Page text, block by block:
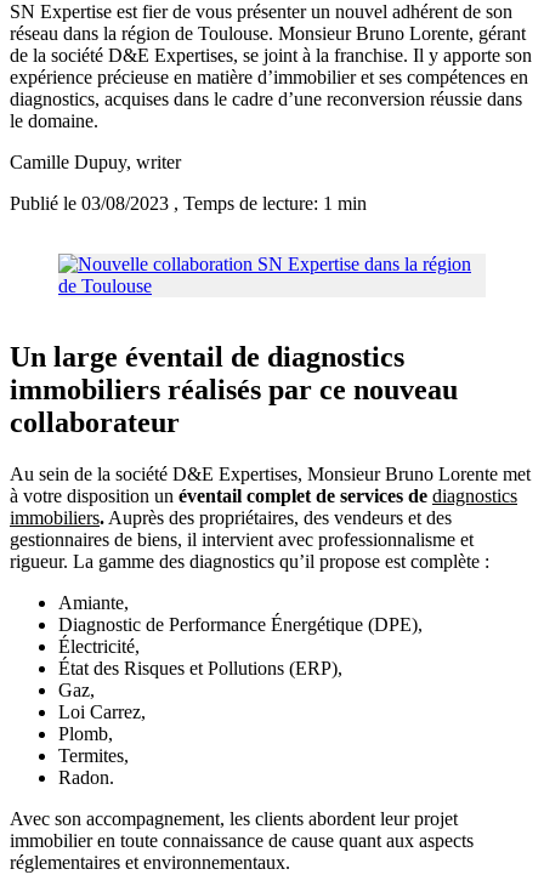
SN Expertise est fier de vous présenter un nouvel adhérent de son
réseau dans la région de Toulouse. Monsieur Bruno Lorente, gérant
de la société D&E Expertises, se joint à la franchise. Il y apporte son
expérience précieuse en matière d’immobilier et ses compétences en
diagnostics, acquises dans le cadre d’une reconversion réussie dans
le domaine.
Camille Dupuy, writer
Publié le 03/08/2023 , Temps de lecture: 1 min
Un large éventail de diagnostics
immobiliers réalisés par ce nouveau
collaborateur
Au sein de la société D&E Expertises, Monsieur Bruno Lorente met
à votre disposition un éventail complet de services de diagnostics
immobiliers. Auprès des propriétaires, des vendeurs et des
gestionnaires de biens, il intervient avec professionnalisme et
rigueur. La gamme des diagnostics qu’il propose est complète :
Amiante,
Diagnostic de Performance Énergétique (DPE),
Électricité,
État des Risques et Pollutions (ERP),
Gaz,
Loi Carrez,
Plomb,
Termites,
Radon.
Avec son accompagnement, les clients abordent leur projet
immobilier en toute connaissance de cause quant aux aspects
réglementaires et environnementaux.